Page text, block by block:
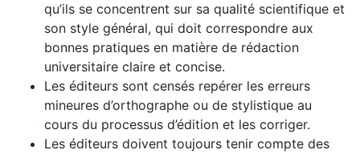
qu’ils se concentrent sur sa qualité scientifique et
son style général, qui doit correspondre aux
bonnes pratiques en matière de rédaction
universitaire claire et concise.
Les éditeurs sont censés repérer les erreurs
mineures d’orthographe ou de stylistique au
cours du processus d’édition et les corriger.
Les éditeurs doivent toujours tenir compte des